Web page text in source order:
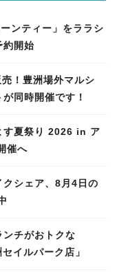
ンティー」をララシ
約開始
！豊洲場外マルシ
同時開催です！
す夏祭り 2026 in ア
催へ
クシェア、8月4日の
チがおトクな
イルパーク店」